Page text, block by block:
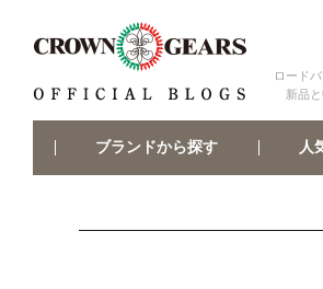
ロード
新品
ブランドから探す 人